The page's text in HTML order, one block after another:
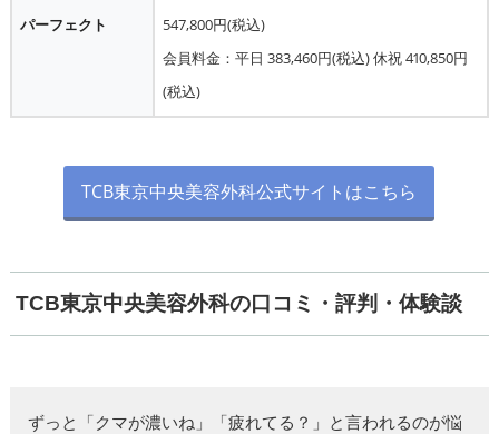
パーフェクト
547,800円(税込)
会員料金：平日 383,460円(税込) 休祝 410,850円
(税込)
TCB東京中央美容外科公式サイトはこちら
TCB東京中央美容外科の口コミ・評判・体験談
ずっと「クマが濃いね」「疲れてる？」と言われるのが悩